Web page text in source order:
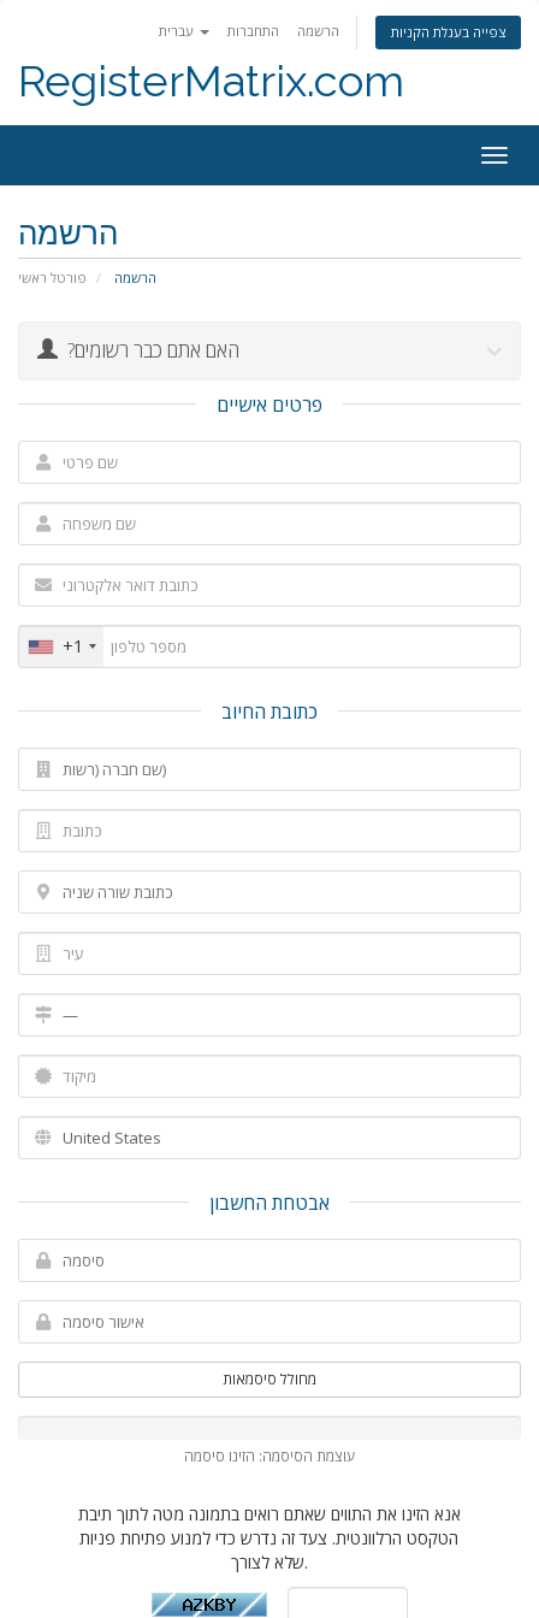
התחברות הרשמה צפייה בעגלת הקניות
RegisterMatrix.com
הרשמה
פורטל ראשי הרשמה
?האם אתם כבר רשומים
פרטים אישיים
+1
כתובת החיוב
אבטחת החשבון
מחולל סיסמאות
עוצמת הסיסמה: הזינו סיסמה
אנא הזינו את התווים שאתם רואים בתמונה מטה לתוך תיבת
הטקסט הרלוונטית. צעד זה נדרש כדי למנוע פתיחת פניות
שלא לצורך.